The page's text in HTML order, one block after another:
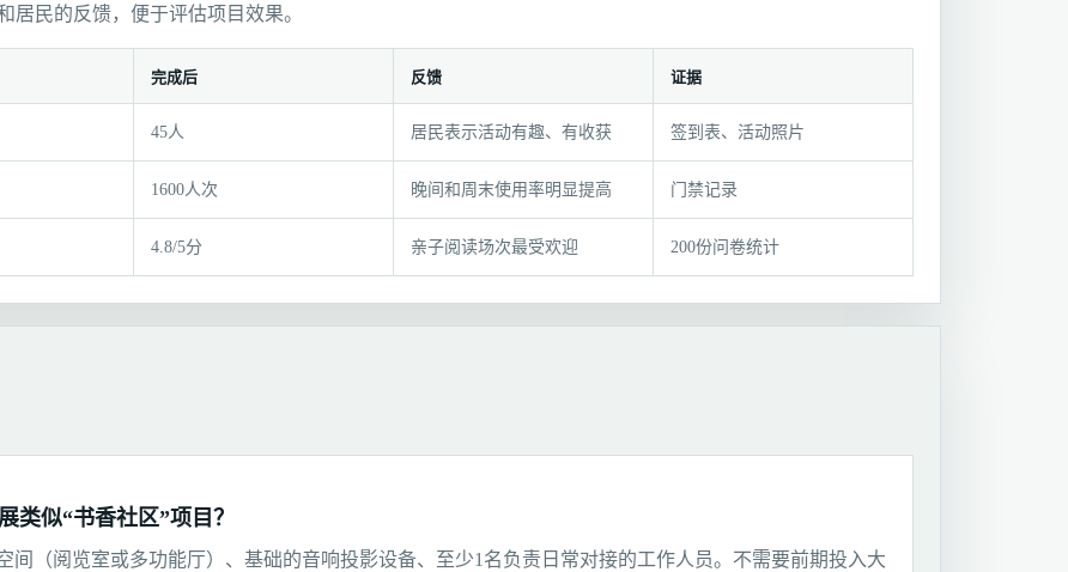
民的反馈，便于评估项目效果。
完成后 反馈 证据
45人 居民表示活动有趣、有收获 签到表、活动照片
1600人次 晚间和周末使用率明显提高 门禁记录
4.8/5分 亲子阅读场次最受欢迎 200份问卷统计
类似“书香社区”项目？
间（阅览室或多功能厅）、基础的音响投影设备、至少1名负责日常对接的工作人员。不需要前期投入大